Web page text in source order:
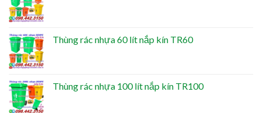
Thùng rác nhựa 60 lít nắp kín TR60
Thùng rác nhựa 100 lít nắp kín TR100